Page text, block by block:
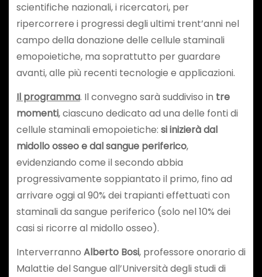
scientifiche nazionali, i ricercatori, per
ripercorrere i progressi degli ultimi trent’anni nel
campo della donazione delle cellule staminali
emopoietiche, ma soprattutto per guardare
avanti, alle più recenti tecnologie e applicazioni.
Il programma. Il convegno sarà suddiviso in tre
momenti, ciascuno dedicato ad una delle fonti di
cellule staminali emopoietiche: si inizierà dal
midollo osseo e dal sangue periferico,
evidenziando come il secondo abbia
progressivamente soppiantato il primo, fino ad
arrivare oggi al 90% dei trapianti effettuati con
staminali da sangue periferico (solo nel 10% dei
casi si ricorre al midollo osseo).
Interverranno Alberto Bosi, professore onorario di
Malattie del Sangue all’Università degli studi di